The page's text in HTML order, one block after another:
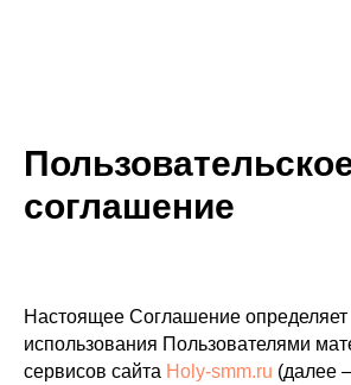
соглашение
Настоящее Соглашение определяет
использования Пользователями
сервисов сайта Holy-smm.ru (далее